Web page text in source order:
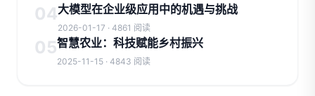
04大模型在企业级应用中的机遇与挑战
2026-01-17 · 4861 阅读
05智慧农业：科技赋能乡村振兴
2025-11-15 · 4843 阅读